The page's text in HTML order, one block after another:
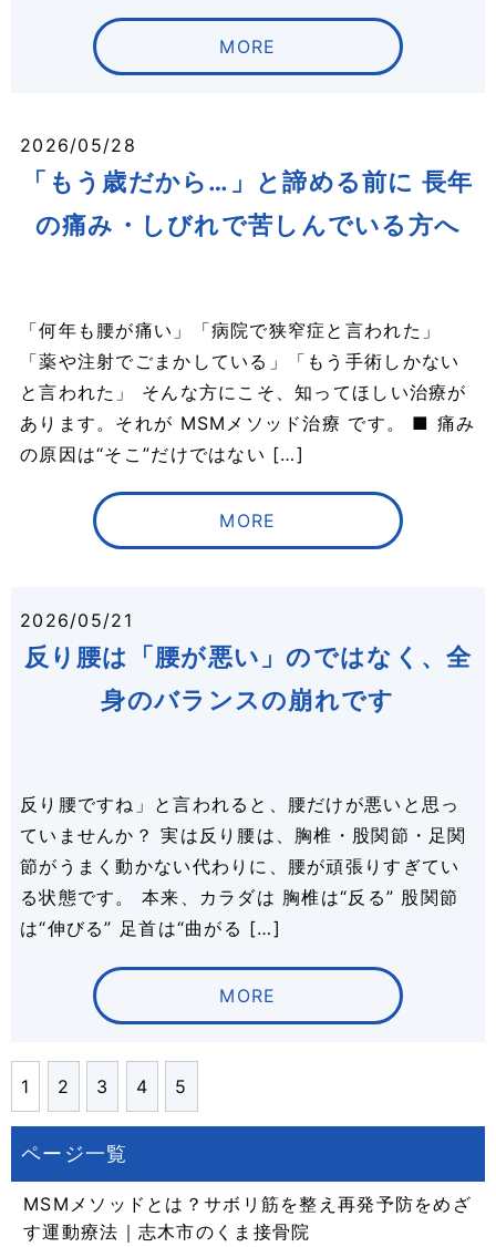
MORE
2026/05/28
「もう歳だから…」と諦める前に 長年
の痛み・しびれで苦しんでいる方へ
「何年も腰が痛い」「病院で狭窄症と言われた」
「薬や注射でごまかしている」「もう手術しかない
と言われた」 そんな方にこそ、知ってほしい治療が
あります。それが MSMメソッド治療 です。 ■ 痛み
の原因は“そこ”だけではない […]
MORE
2026/05/21
反り腰は「腰が悪い」のではなく、全
身のバランスの崩れです
反り腰ですね」と言われると、腰だけが悪いと思っ
ていませんか？ 実は反り腰は、胸椎・股関節・足関
節がうまく動かない代わりに、腰が頑張りすぎてい
る状態です。 本来、カラダは 胸椎は“反る” 股関節
は“伸びる” 足首は“曲がる […]
MORE
1 2 3 4 5
MSMメソッドとは？サボリ筋を整え再発予防をめざ
す運動療法｜志木市のくま接骨院